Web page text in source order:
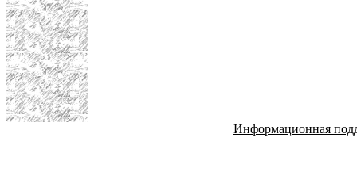
Информационная